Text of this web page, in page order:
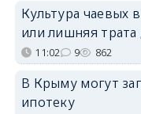
Культура чаевых
или лишняя трата
11:02 9 862
В Крыму могут
ипотеку